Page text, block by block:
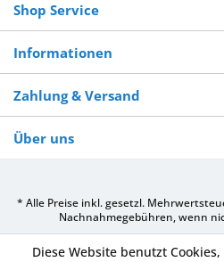
Shop Service
Informationen
Zahlung & Versand
Über uns
* Alle Preise inkl. gesetzl.
Nachnahmegebühren, wenn
Diese Website benutzt